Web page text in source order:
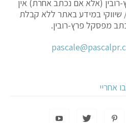
(אלא אם נכתב אחרת) אין
במידע באתר ללא קבלת
מפסקל פרץ-רובין.
אחריי